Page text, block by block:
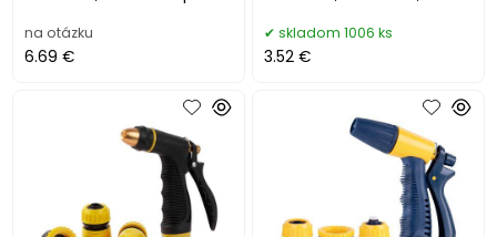
na otázku
6.69 €
skladom 1006 ks
3.52 €